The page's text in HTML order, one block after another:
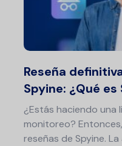
Reseña
Spyine: ¿Qué es
¿Estás haciendo una
monitoreo?
reseñas de Spyine.